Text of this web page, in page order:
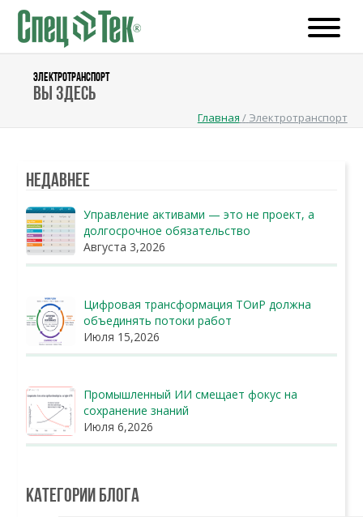
ЭЛЕКТРОТРАНСПОРТ
Вы здесь
Главная / Электротранспорт
Недавнее
Управление активами — это не проект, а
долгосрочное обязательство
Августа 3,2026
Цифровая трансформация ТОиР должна
объединять потоки работ
Июля 15,2026
Промышленный ИИ смещает фокус на
сохранение знаний
Июля 6,2026
Категории блога